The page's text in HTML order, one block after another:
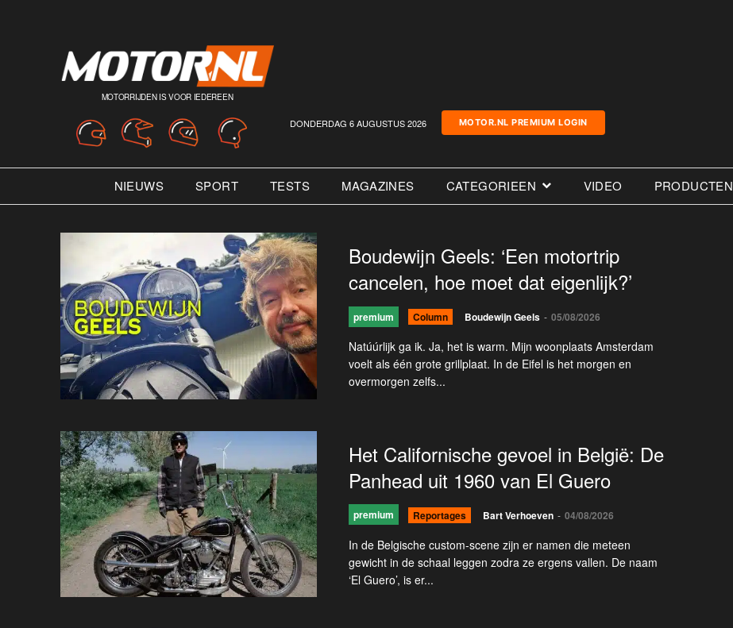
MOTORRIJDEN IS VOOR IEDEREEN
DONDERDAG 6 AUGUSTUS 2026 MOTOR.NL PREMIUM LOGIN
NIEUWS SPORT TESTS MAGAZINES CATEGORIEEN VIDEO PRODUCTEN
Boudewijn Geels: ‘Een motortrip
cancelen, hoe moet dat eigenlijk?’
premium Column Boudewijn Geels - 05/08/2026
Natúúrlijk ga ik. Ja, het is warm. Mijn woonplaats Amsterdam
voelt als één grote grillplaat. In de Eifel is het morgen en
overmorgen zelfs...
Het Californische gevoel in België: De
Panhead uit 1960 van El Guero
premium Reportages Bart Verhoeven - 04/08/2026
In de Belgische custom-scene zijn er namen die meteen
gewicht in de schaal leggen zodra ze ergens vallen. De naam
‘El Guero’, is er...